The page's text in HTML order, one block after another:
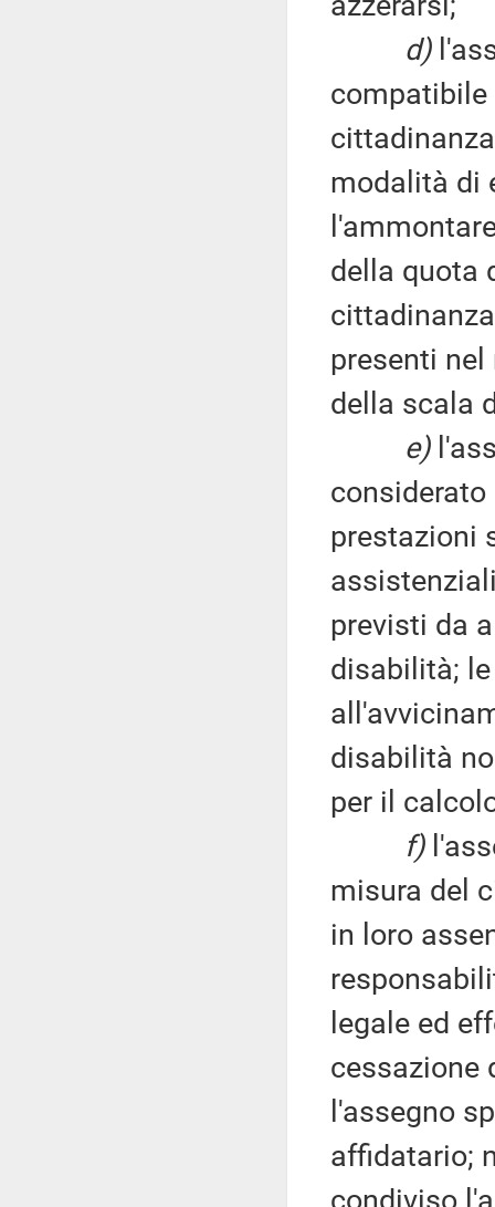
d)
compatibile
modalità di
della quota
presenti
della scala
e)
prestazioni
previsti da
disabilità;
disabilità
per il
f)
misura del
in loro
legale ed
cessazione
l'assegno
affidatario;